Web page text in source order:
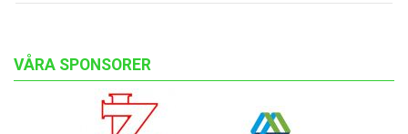
VÅRA SPONSORER